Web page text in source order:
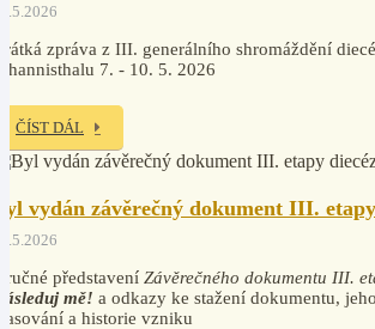
zpráva z III. generálního shromáždění
7. - 10. 5. 2026
ČÍST DÁL
vydán závěrečný dokument III.
představení Závěrečného dokumentu III.
mě! a odkazy ke stažení dokumentu,
a historie vzniku